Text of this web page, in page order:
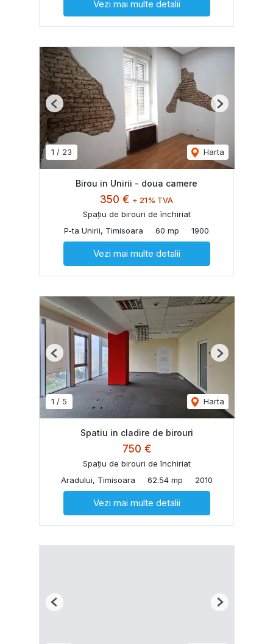
Vezi mai multe detalii
1 / 23 Harta
Previous Next
Birou in Unirii - doua camere
350 € + 21% TVA
Spațiu de birouri de închiriat
P-ta Unirii, Timisoara
60 mp 1900
Vezi mai multe detalii
1 / 5 Harta
Previous Next
Spatiu in cladire de birouri
750 €
Spațiu de birouri de închiriat
Aradului, Timisoara
62.54 mp 2010
Vezi mai multe detalii
Previous Next